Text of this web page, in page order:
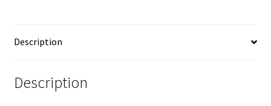
Description
Description